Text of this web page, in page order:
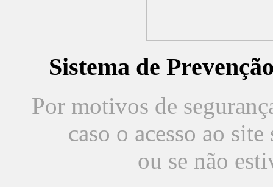
Sistema de
Por motivos de
caso o acesso ao
ou se não